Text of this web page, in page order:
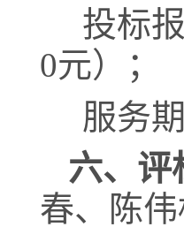
投标
0元）
；
服务期
六、评
春、 陈